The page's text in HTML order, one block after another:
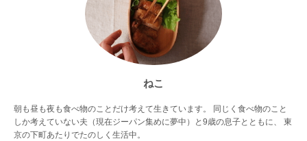
ねこ
朝も昼も夜も食べ物のことだけ考えて生きています。 同じく食べ物のこと
しか考えていない夫（現在ジーパン集めに夢中）と9歳の息子とともに、 東
京の下町あたりでたのしく生活中。